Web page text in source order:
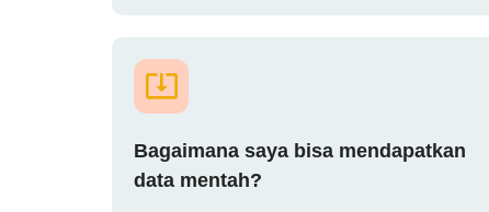
Bagaimana saya bisa mendapatkan
data mentah?